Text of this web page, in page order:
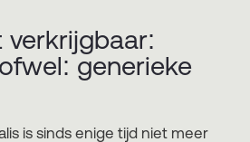
verkrijgbaar:
generieke
is sinds enige tijd niet meer